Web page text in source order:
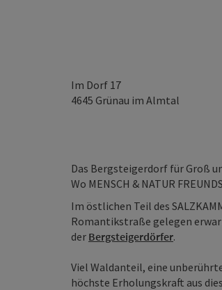
Im Dorf 17
4645 Grünau im Almtal
Das Bergsteigerdorf für Groß
Wo MENSCH & NATUR
Im östlichen Teil des
Romantikstraße gelegen
der Bergsteigerdörfer.
Viel Waldanteil, eine
höchste Erholungskraft aus